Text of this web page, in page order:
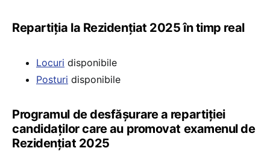
Repartiția la Rezidențiat 2025 în timp real
Locuri disponibile
Posturi disponibile
Programul de desfășurare a repartiției
candidaților care au promovat examenul de
Rezidențiat 2025